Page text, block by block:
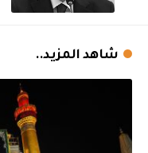
شاهد المزيد..